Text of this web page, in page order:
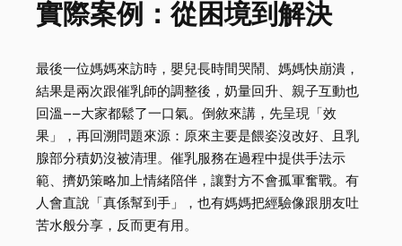
實際案例：從困境到解決
最後一位媽媽來訪時，嬰兒長時間哭鬧、媽媽快崩潰，
結果是兩次跟催乳師的調整後，奶量回升、親子互動也
回溫——大家都鬆了一口氣。倒敘來講，先呈現「效
果」，再回溯問題來源：原來主要是餵姿沒改好、且乳
腺部分積奶沒被清理。催乳服務在過程中提供手法示
範、擠奶策略加上情緒陪伴，讓對方不會孤軍奮戰。有
人會直說「真係幫到手」，也有媽媽把經驗像跟朋友吐
苦水般分享，反而更有用。